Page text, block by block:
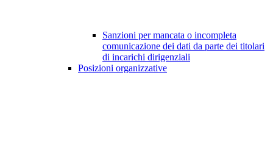
Sanzioni per mancata o incompleta
comunicazione dei dati da parte dei titolari
di incarichi dirigenziali
Posizioni organizzative